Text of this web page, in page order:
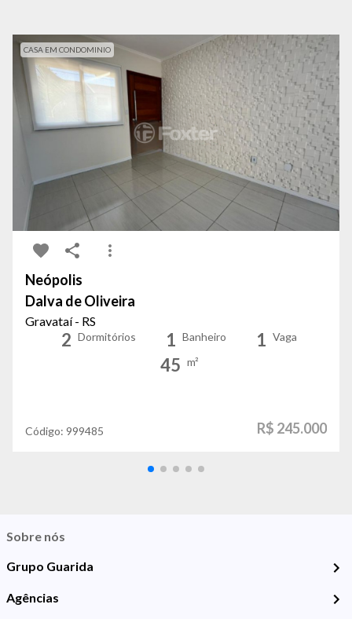
CASA EM CONDOMINIO
Neópolis
Dalva de Oliveira
Gravataí - RS
2 Dormitórios 1 Banheiro 1 Vaga
45 m²
Código: 999485 R$ 245.000
Sobre nós
Grupo Guarida
Agências